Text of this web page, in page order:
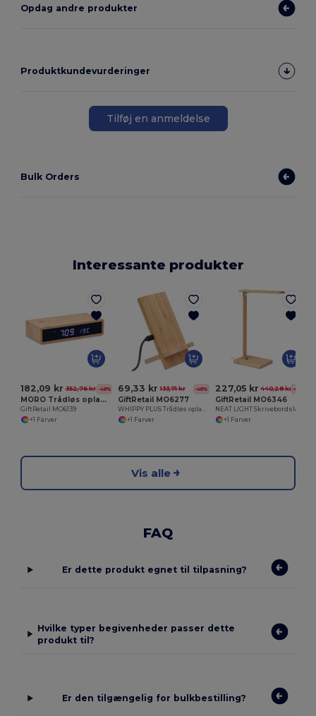
Opdag andre produkter
Produktkundevurderinger
Tilføj en anmeldelse
Bulk Orders
Interessante produkter
182,09 kr 352,76 kr -48%
MORO Trådløs oplader i bambus
GiftRetail MO6139
+1 Farver
69,33 kr 133,71 kr -48%
GiftRetail MO6277
WHIPPY PLUS Trådløs oplader telefonholder
+1 Farver
227,05 kr 440,28 kr-48%
GiftRetail MO6346
+1 Farver
Vis alle
FAQ
Er dette produkt egnet til tilpasning?
Hvilke typer begivenheder passer dette
produkt til?
Er den tilgængelig for bulkbestilling?